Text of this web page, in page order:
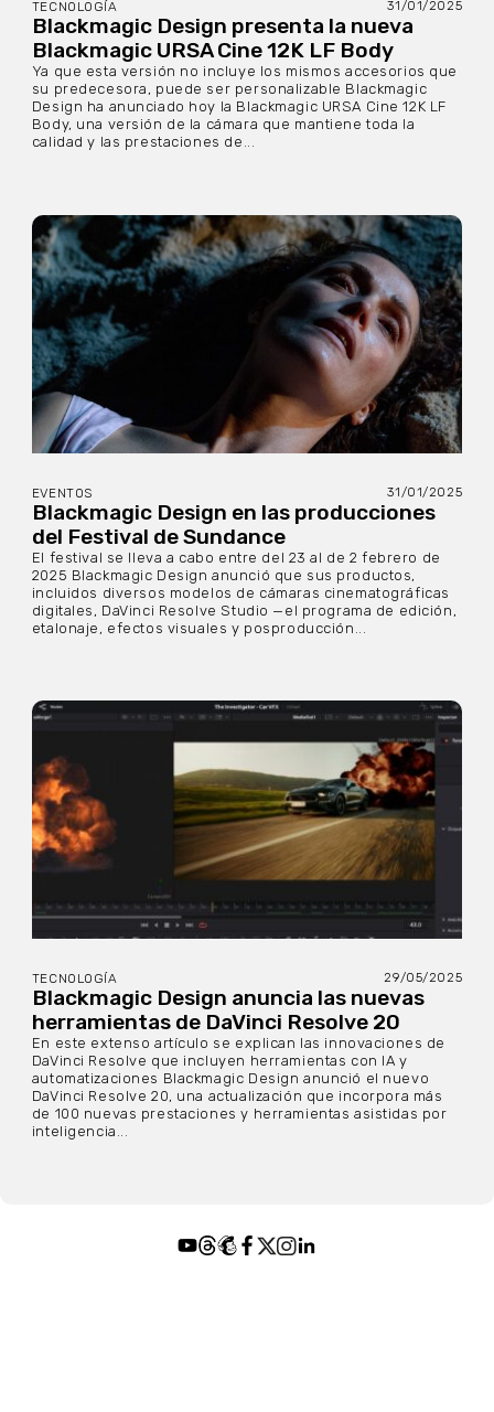
TECNOLOGÍA 31/01/2025
Blackmagic Design presenta la nueva
Blackmagic URSA Cine 12K LF Body
Ya que esta versión no incluye los mismos accesorios que
su predecesora, puede ser personalizable Blackmagic
Design ha anunciado hoy la Blackmagic URSA Cine 12K LF
Body, una versión de la cámara que mantiene toda la
calidad y las prestaciones de...
EVENTOS 31/01/2025
Blackmagic Design en las producciones
del Festival de Sundance
El festival se lleva a cabo entre del 23 al de 2 febrero de
2025 Blackmagic Design anunció que sus productos,
incluidos diversos modelos de cámaras cinematográficas
digitales, DaVinci Resolve Studio —el programa de edición,
etalonaje, efectos visuales y posproducción...
TECNOLOGÍA 29/05/2025
Blackmagic Design anuncia las nuevas
herramientas de DaVinci Resolve 20
En este extenso artículo se explican las innovaciones de
DaVinci Resolve que incluyen herramientas con IA y
automatizaciones Blackmagic Design anunció el nuevo
DaVinci Resolve 20, una actualización que incorpora más
de 100 nuevas prestaciones y herramientas asistidas por
inteligencia...